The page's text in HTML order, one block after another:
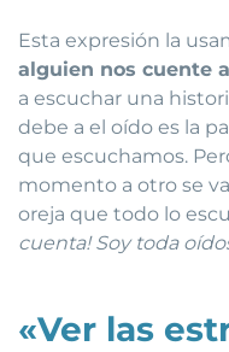
Esta expresión la
alguien nos cuente
a escuchar una
debe a el oído es la
que escuchamos.
momento a otro se
oreja que todo lo
cuenta! Soy toda
«Ver las